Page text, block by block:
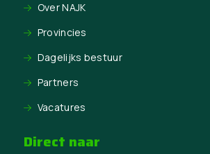
Over NAJK
Provincies
Dagelijks bestuur
Partners
Vacatures
Direct naar